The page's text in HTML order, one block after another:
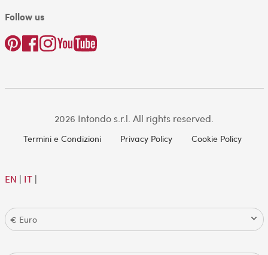
Follow us
2026 Intondo s.r.l. All rights reserved.
Termini e Condizioni Privacy Policy Cookie Policy
EN | IT|